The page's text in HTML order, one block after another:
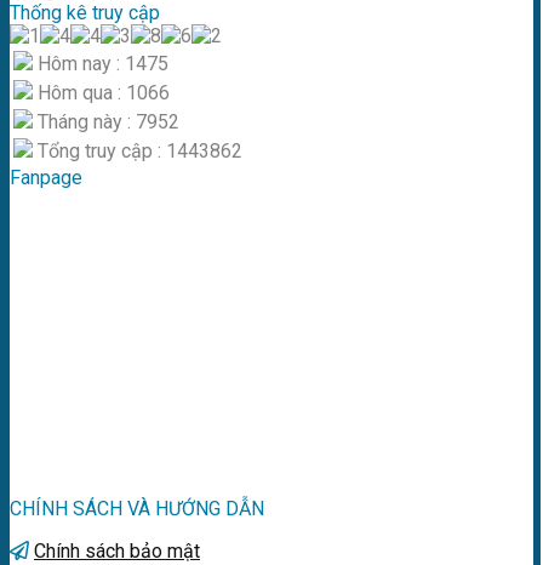
Thống kê truy cập
Hôm nay : 1475
Hôm qua : 1066
Tháng này : 7952
Tổng truy cập : 1443862
Fanpage
CHÍNH SÁCH VÀ HƯỚNG DẪN
Chính sách bảo mật